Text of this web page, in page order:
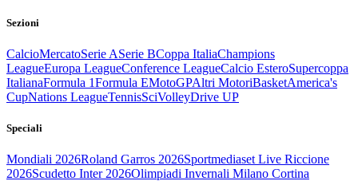
Sezioni
CalcioMercatoSerie ASerie BCoppa ItaliaChampions
LeagueEuropa LeagueConference LeagueCalcio EsteroSupercoppa
ItalianaFormula 1Formula EMotoGPAltri MotoriBasketAmerica's
CupNations LeagueTennisSciVolleyDrive UP
Speciali
Mondiali 2026Roland Garros 2026Sportmediaset Live Riccione
2026Scudetto Inter 2026Olimpiadi Invernali Milano Cortina